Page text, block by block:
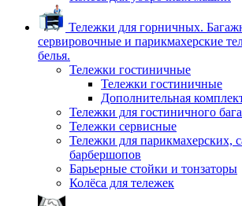
Тележки для горничных.
сервировочные и парикмахерские
белья.
Тележки гостиничные
Тележки гостиничные
Дополнительная
Тележки для гостиничного
Тележки сервисные
Тележки для парикмахерских,
барбершопов
Барьерные стойки и тонзаторы
Колёса для тележек